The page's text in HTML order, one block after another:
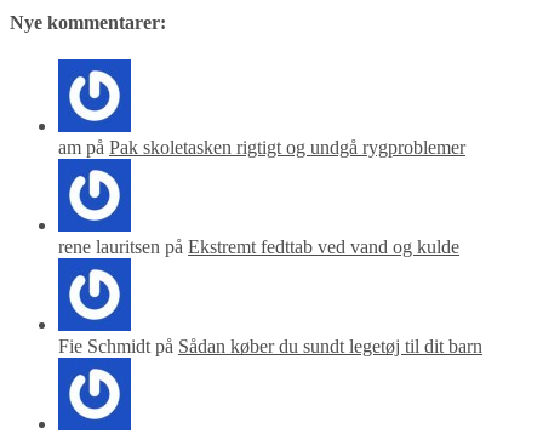
Nye kommentarer:
am på Pak skoletasken rigtigt og undgå rygproblemer
rene lauritsen på Ekstremt fedttab ved vand og kulde
Fie Schmidt på Sådan køber du sundt legetøj til dit barn